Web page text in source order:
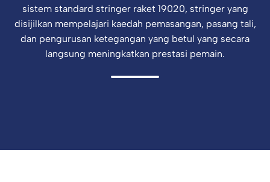
sistem standard stringer raket 19020, stringer yang
disijilkan mempelajari kaedah pemasangan, pasang tali,
dan pengurusan ketegangan yang betul yang secara
langsung meningkatkan prestasi pemain.